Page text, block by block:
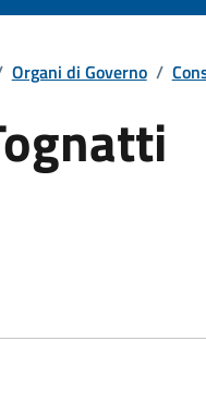
Organi di Governo /